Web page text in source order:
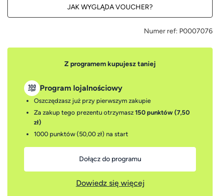
JAK WYGLĄDA VOUCHER?
Numer ref: P0007076
Z programem kupujesz taniej
Program lojalnościowy
Oszczędzasz już przy pierwszym zakupie
Za zakup tego prezentu otrzymasz 150 punktów (7,50
zł)
1000 punktów (50,00 zł) na start
Dołącz do programu
Dowiedz się więcej